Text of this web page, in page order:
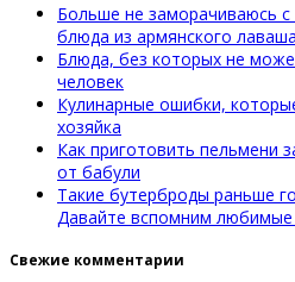
Больше не заморачиваюсь
блюда из армянского лаваша
Блюда, без которых не
человек
Кулинарные ошибки,
хозяйка
Как приготовить пельмени
от бабули
Такие бутерброды раньше
Давайте вспомним любимые
Свежие комментарии